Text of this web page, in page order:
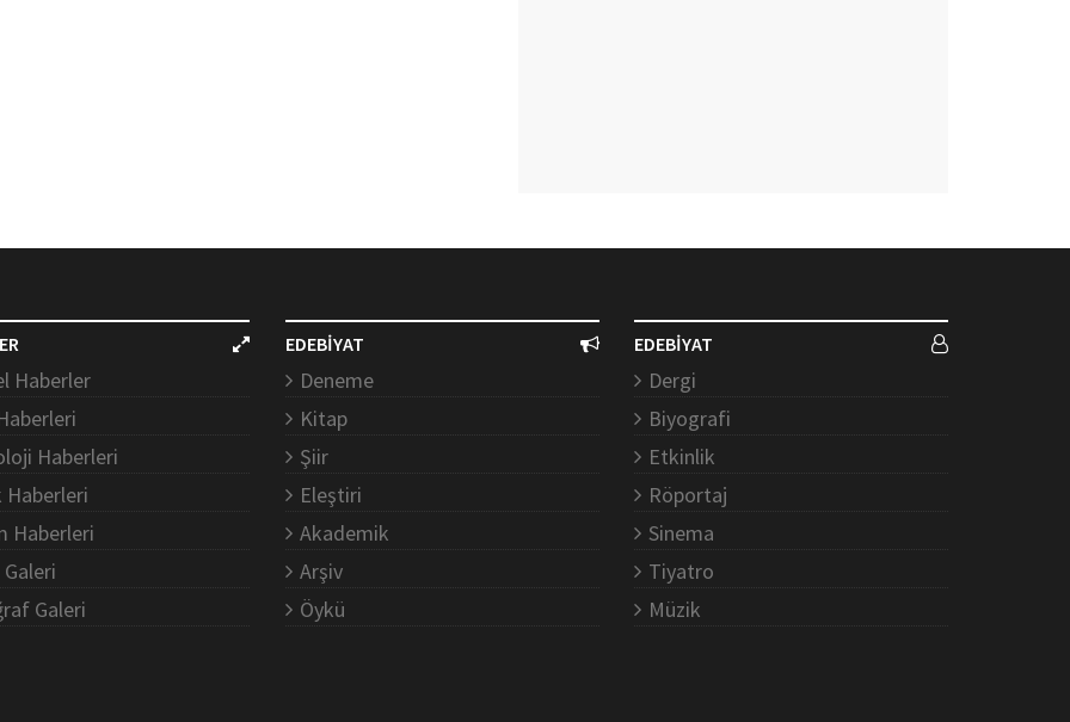
Haberler
Haberleri
Haberleri
Haberleri
Galeri
EDEBİYAT
Deneme
Kitap
Şiir
Eleştiri
Akademik
Arşiv
Öykü
EDEBİYAT
Dergi
Biyografi
Etkinlik
Röportaj
Sinema
Tiyatro
Müzik